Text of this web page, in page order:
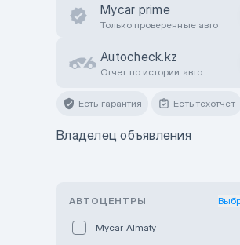
Mycar prime
Только проверенные авто
Autocheck.kz
Отчет по истории авто
Есть гарантия Есть техотчёт
Владелец объявления
АВТОЦЕНТРЫ
Mycar Almaty